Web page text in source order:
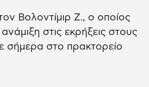
Βολοντίμιρ Ζ., ο οποίος
στις εκρήξεις στους
σήμερα στο πρακτορείο